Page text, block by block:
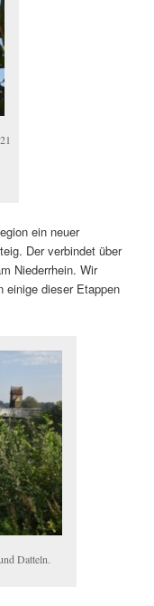
ein neuer
Der verbindet über
Niederrhein. Wir
einige dieser Etappen
Datteln.